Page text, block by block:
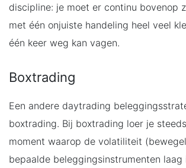
discipline: je moet er continu bovenop
met één onjuiste handeling heel veel
één keer weg kan vagen.
Boxtrading
Een andere daytrading
boxtrading. Bij boxtrading loer je
moment waarop de volatiliteit
bepaalde beleggingsinstrumenten laag